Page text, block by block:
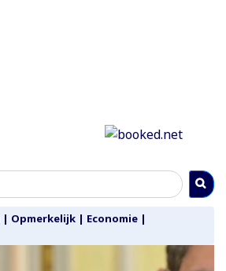
| Opmerkelijk | Economie |